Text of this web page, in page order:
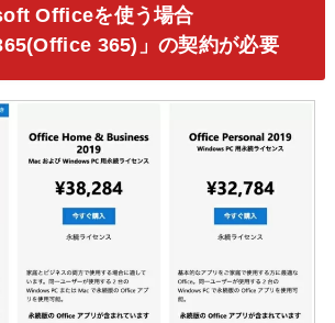
Officeを使う場合
365)」の契約が必要